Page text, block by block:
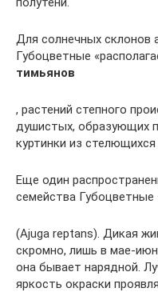
Для солнечных склонов
Губоцветные
тимьянов
, растений степного
душистых, образующих
куртинки из
Еще один
семейства
(Ajuga reptans). Дикая
скромно, лишь в мае-
она бывает нарядной.
яркость окраски